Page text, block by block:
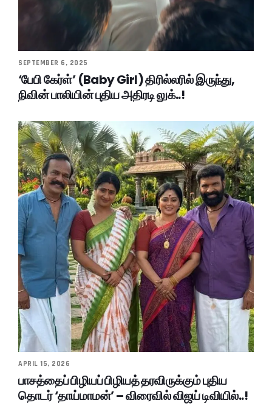
SEPTEMBER 6, 2025
‘பேபி கேர்ள்’ (Baby Girl) திரில்லரில் இருந்து,
நிவின் பாலியின் புதிய அதிரடி லுக்..!
APRIL 15, 2026
பாசத்தைப் பிழியப் பிழியத் தரவிருக்கும் புதிய
தொடர் ‘தாய்மாமன்’ – விரைவில் விஜய் டிவியில்..!